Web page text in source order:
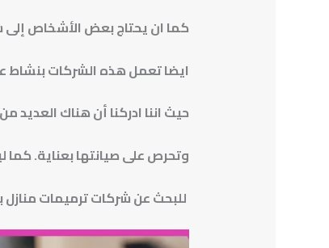
كما ان يحتاج بعض الأشخاص إلى
ايضا تعمل هذه الشركات بنشاط
حيث اننا ادركنا أن هناك
وتحرص على صيانتها بعناية.كما
للبحث عن شركات ترميمات